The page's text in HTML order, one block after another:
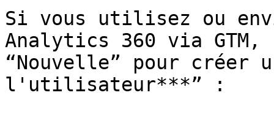
Si vous utilisez ou
Analytics 360 via
“Nouvelle” pour créer
l'utilisateur***” :